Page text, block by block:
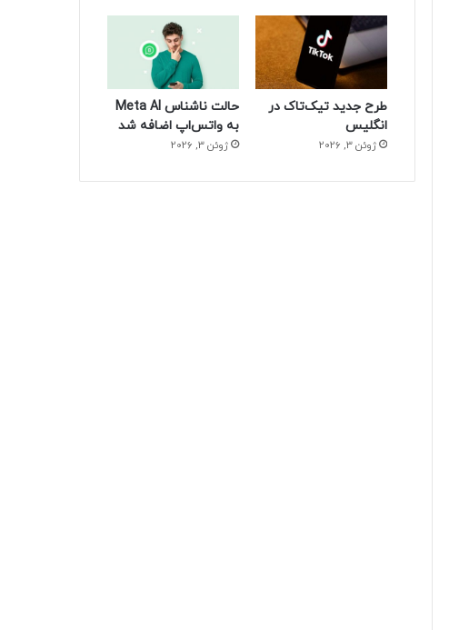
طرح جدید تیک‌تاک در
انگلیس
ژوئن 3, 2026
حالت ناشناس Meta AI
به واتس‌اپ اضافه شد
ژوئن 3, 2026